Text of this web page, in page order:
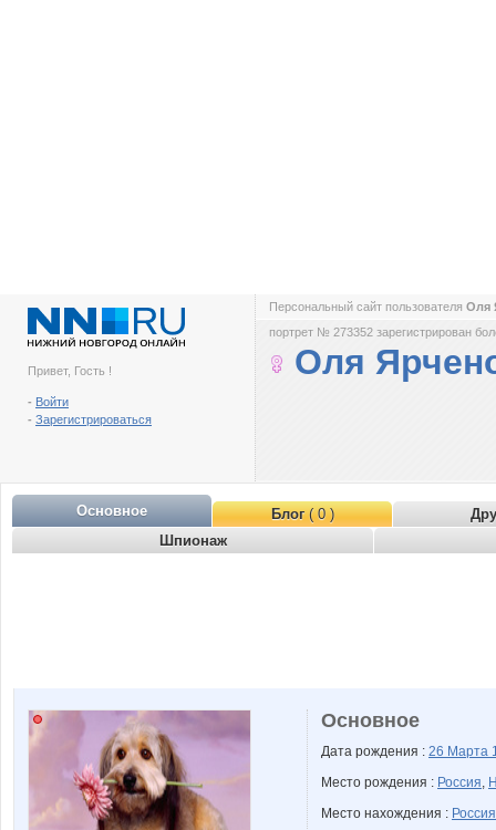
Привет, Гость !
- Войти
- Зарегистрироваться
Персональный сайт пользователя Оля
портрет № 273352 зарегистрирован
Оля
Основное Блог( 0 )
Шпионаж
Основное
Дата рождения : 26 Марта
Место рождения : Россия,
Место нахождения : Россия